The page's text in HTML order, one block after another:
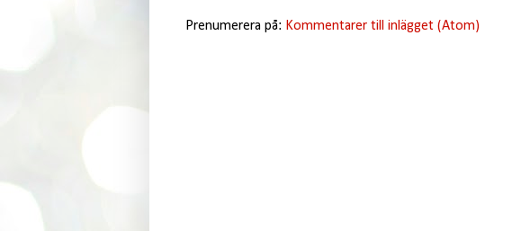
Prenumerera på: Kommentarer till inlägget (Atom)